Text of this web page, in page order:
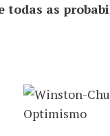
todas as